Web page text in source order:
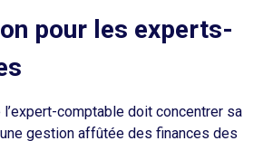
pour les experts-
comptable doit concentrer sa
gestion affûtée des finances des